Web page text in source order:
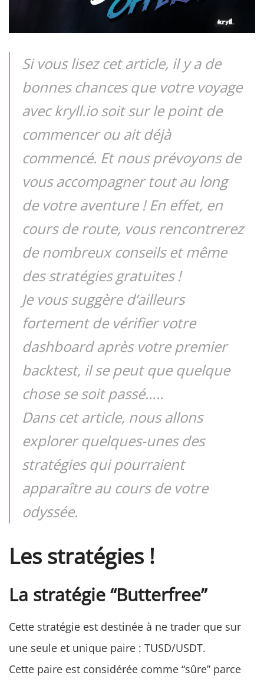
Si vous lisez cet article, il y a de
bonnes chances que votre voyage
avec kryll.io soit sur le point de
commencer ou ait déjà
commencé. Et nous prévoyons de
vous accompagner tout au long
de votre aventure ! En effet, en
cours de route, vous rencontrerez
de nombreux conseils et même
des stratégies gratuites !
Je vous suggère d’ailleurs
fortement de vérifier votre
dashboard après votre premier
backtest, il se peut que quelque
chose se soit passé…..
Dans cet article, nous allons
explorer quelques-unes des
stratégies qui pourraient
apparaître au cours de votre
odyssée.
Les stratégies !
La stratégie “Butterfree”
Cette stratégie est destinée à ne trader que sur
une seule et unique paire : TUSD/USDT.
Cette paire est considérée comme “sûre” parce